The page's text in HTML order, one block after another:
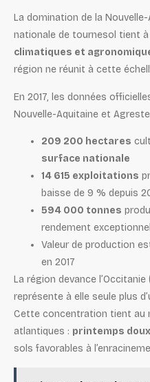
La domination de la
nationale de tournesol tient à
climatiques et
région ne réunit à cette
En 2017, les données
Nouvelle-Aquitaine et
209 200 hectares
surface nationale
14 615 exploitations
baisse de 9 % depuis
594 000 tonnes
rendement
Valeur de production
en 2017
La région devance
représente à elle seule plus
Cette concentration tient au
atlantiques : printemps
sols favorables à